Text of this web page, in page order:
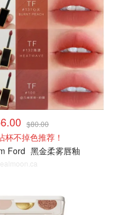
$80.00
杯不掉色推荐！
Ford 黑金柔雾唇釉